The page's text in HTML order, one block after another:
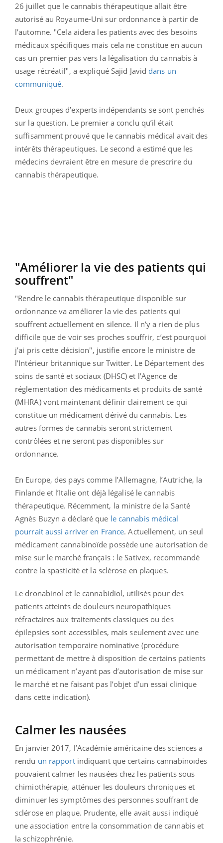
26 juillet que le cannabis thérapeutique allait être
autorisé au Royaume-Uni sur ordonnance à partir de
l’automne. "Cela aidera les patients avec des besoins
médicaux spécifiques mais cela ne constitue en aucun
cas un premier pas vers la légalisation du cannabis à
usage récréatif", a expliqué Sajid Javid dans un
communiqué.
Deux groupes d’experts indépendants se sont penchés
sur la question. Le premier a conclu qu’il était
suffisamment prouvé que le cannabis médical avait des
intérêts thérapeutiques. Le second a estimé que les
médecins devraient être en mesure de prescrire du
cannabis thérapeutique.
"Améliorer la vie des patients qui
souffrent"
"Rendre le cannabis thérapeutique disponible sur
ordonnance va améliorer la vie des patients qui
souffrent actuellement en silence. Il n’y a rien de plus
difficile que de voir ses proches souffrir, c’est pourquoi
j’ai pris cette décision", justifie encore le ministre de
l’Intérieur britannique sur Twitter. Le Département des
soins de santé et sociaux (DHSC) et l’Agence de
réglementation des médicaments et produits de santé
(MHRA) vont maintenant définir clairement ce qui
constitue un médicament dérivé du cannabis. Les
autres formes de cannabis seront strictement
contrôlées et ne seront pas disponibles sur
ordonnance.
En Europe, des pays comme l’Allemagne, l’Autriche, la
Finlande et l’Italie ont déjà légalisé le cannabis
thérapeutique. Récemment, la ministre de la Santé
Agnès Buzyn a déclaré que le cannabis médical
pourrait aussi arriver en France. Actuellement, un seul
médicament cannabinoïde possède une autorisation de
mise sur le marché français : le Sativex, recommandé
contre la spasticité et la sclérose en plaques.
Le dronabinol et le cannabidiol, utilisés pour des
patients atteints de douleurs neuropathiques
réfractaires aux traitements classiques ou des
épilepsies sont accessibles, mais seulement avec une
autorisation temporaire nominative (procédure
permettant de mettre à disposition de certains patients
un médicament n’ayant pas d’autorisation de mise sur
le marché et ne faisant pas l’objet d’un essai clinique
dans cette indication).
Calmer les nausées
En janvier 2017, l’Académie américaine des sciences a
rendu un rapportindiquant que certains cannabinoïdes
pouvaient calmer les nausées chez les patients sous
chimiothérapie, atténuer les douleurs chroniques et
diminuer les symptômes des personnes souffrant de
sclérose en plaque. Prudente, elle avait aussi indiqué
une association entre la consommation de cannabis et
la schizophrénie.